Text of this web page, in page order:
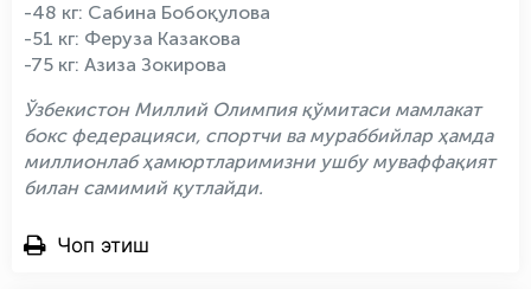
-48 кг: Сабина Бобоқулова
-51 кг: Феруза Казакова
-75 кг: Азиза Зокирова
Ўзбекистон Миллий Олимпия қўмитаси мамлакат
бокс федерацияси, спортчи ва мураббийлар ҳамда
миллионлаб ҳамюртларимизни ушбу муваффақият
билан самимий қутлайди.
Чоп этиш